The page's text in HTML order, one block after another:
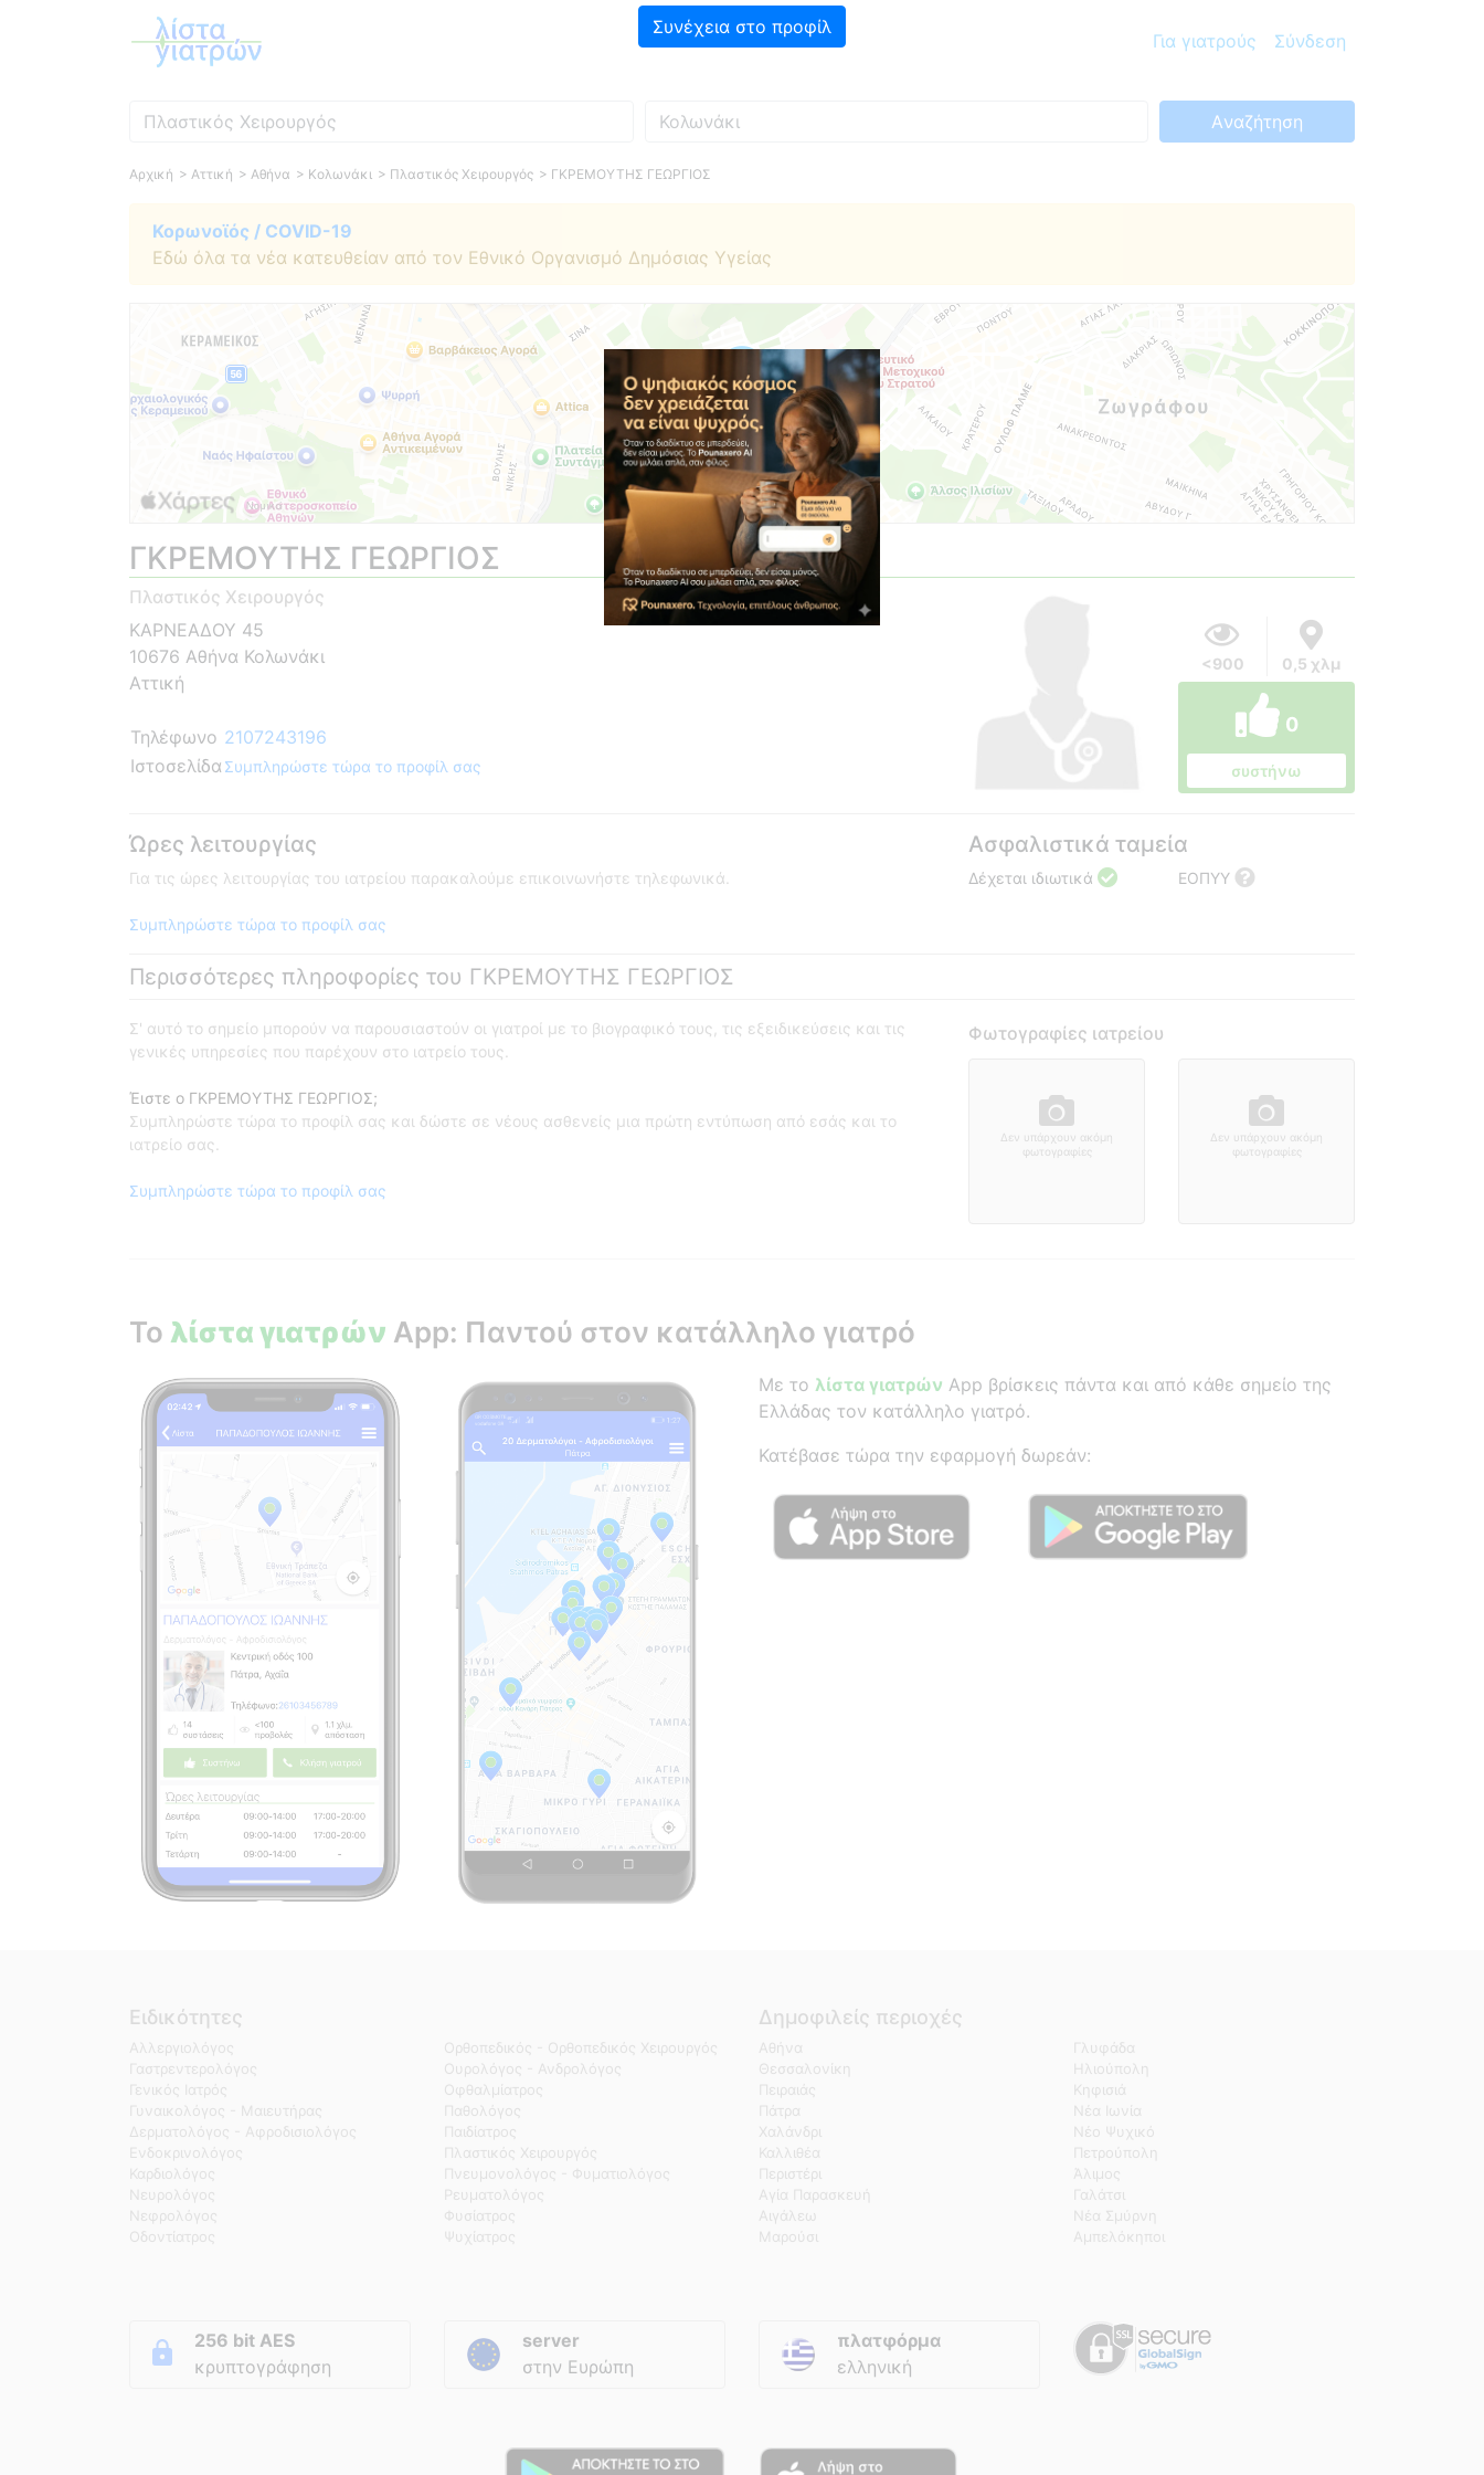
Για γιατρούς Σύνδεση
Συνέχεια στο προφίλ
Ειδικότητα Πού Aναζήτηση
Αρχική > Αττική > Αθήνα > Κολωνάκι > Πλαστικός Χειρουργός > ΓΚΡΕΜΟΥΤΗΣ ΓΕΩΡΓΙΟΣ
Κορωνοϊός / COVID-19
Εδώ όλα τα νέα κατευθείαν από τον Εθνικό Οργανισμό Δημόσιας Υγείας
ΓΚΡΕΜΟΥΤΗΣ ΓΕΩΡΓΙΟΣ
Πλαστικός Χειρουργός
ΚΑΡΝΕΑΔΟΥ 45
10676 Αθήνα Κολωνάκι
Αττική
Τηλέφωνο 2107243196
Ιστοσελίδα Συμπληρώστε τώρα το προφίλ σας
<900 0,5 χλμ
0
συστήνω
Ώρες λειτουργίας
Για τις ώρες λειτουργίας του ιατρείου παρακαλούμε επικοινωνήστε τηλεφωνικά.
Συμπληρώστε τώρα το προφίλ σας
Ασφαλιστικά ταμεία
Δέχεται ιδιωτικά ΕΟΠΥΥ
Περισσότερες πληροφορίες του ΓΚΡΕΜΟΥΤΗΣ ΓΕΩΡΓΙΟΣ
Σ' αυτό το σημείο μπορούν να παρουσιαστούν οι γιατροί με το βιογραφικό τους, τις εξειδικεύσεις και τις
γενικές υπηρεσίες που παρέχουν στο ιατρείο τους.
Έιστε ο ΓΚΡΕΜΟΥΤΗΣ ΓΕΩΡΓΙΟΣ;
Συμπληρώστε τώρα το προφίλ σας και δώστε σε νέους ασθενείς μια πρώτη εντύπωση από εσάς και το
ιατρείο σας.
Συμπληρώστε τώρα το προφίλ σας
Φωτογραφίες ιατρείου
Δεν υπάρχουν ακόμη
φωτογραφίες
Δεν υπάρχουν ακόμη
φωτογραφίες
Το λίστα γιατρών App: Παντού στον κατάλληλο γιατρό
Με το λίστα γιατρών App βρίσκεις πάντα και από κάθε σημείο της
Ελλάδας τον κατάλληλο γιατρό.
Κατέβασε τώρα την εφαρμογή δωρεάν:
Ειδικότητες
Αλλεργιολόγος
Γαστρεντερολόγος
Γενικός Ιατρός
Γυναικολόγος - Μαιευτήρας
Δερματολόγος - Αφροδισιολόγος
Ενδοκρινολόγος
Καρδιολόγος
Νευρολόγος
Νεφρολόγος
Οδοντίατρος
Ορθοπεδικός - Ορθοπεδικός Χειρουργός
Ουρολόγος - Ανδρολόγος
Οφθαλμίατρος
Παθολόγος
Παιδίατρος
Πλαστικός Χειρουργός
Πνευμονολόγος - Φυματιολόγος
Ρευματολόγος
Φυσίατρος
Ψυχίατρος
Δημοφιλείς περιοχές
Αθήνα
Θεσσαλονίκη
Πειραιάς
Πάτρα
Χαλάνδρι
Καλλιθέα
Περιστέρι
Αγία Παρασκευή
Αιγάλεω
Μαρούσι
Γλυφάδα
Ηλιούπολη
Κηφισιά
Νέα Ιωνία
Νέο Ψυχικό
Πετρούπολη
Άλιμος
Γαλάτσι
Νέα Σμύρνη
Αμπελόκηποι
256 bit AES
κρυπτογράφηση
server
στην Ευρώπη
πλατφόρμα
ελληνική